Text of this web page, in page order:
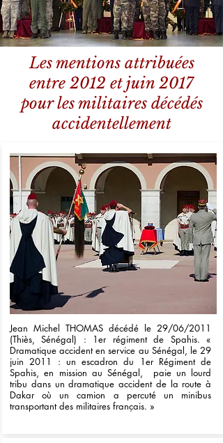
Les mentions attribuées
entre 2012 et juin 2017
pour les militaires décédés
accidentellement
Jean Michel THOMAS décédé le 29/06/2011
(Thiès, Sénégal) : 1er régiment de Spahis. «
Dramatique accident en service au Sénégal, le 29
juin 2011 : un escadron du 1er Régiment de
Spahis, en mission au Sénégal, paie un lourd
tribu dans un dramatique accident de la route à
Dakar où un camion a percuté un minibus
transportant des militaires français. »